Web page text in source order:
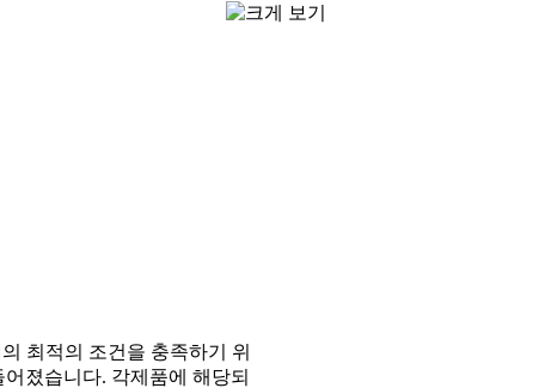
최적의 조건을 충족하기 위
졌습니다. 각제품에 해당되